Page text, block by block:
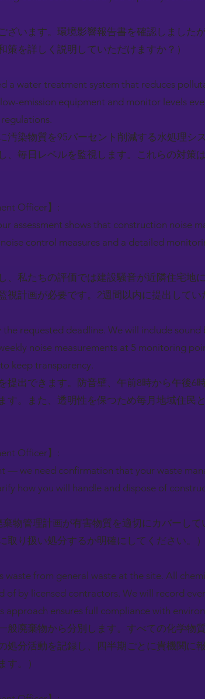
ざいます。環境影響報告書を確認しました
を詳しく説明していただけますか？）
a water treatment system that reduces
emission equipment and monitor levels
汚染物質を95パーセント削減する水処理シ
、毎日レベルを監視します。これらの対策
Officer】:
assessment shows that construction noise
control measures and a detailed
、私たちの評価では建設騒音が近隣住宅地
視計画が必要です。2週間以内に提出してい
requested deadline. We will include sound
noise measurements at 5 monitoring
keep transparency.
提出できます。防音壁、午前8時から午後6
す。また、透明性を保つため毎月地域住民
Officer】:
— we need confirmation that your waste
how you will handle and dispose of
物管理計画が有害物質を適切にカバーして
り扱い処分するか明確にしてください。）
from general waste at the site. All
of by licensed contractors. We will record
approach ensures full compliance with
般廃棄物から分別します。すべての化学物
処分活動を記録し、四半期ごとに貴機関に
す。）